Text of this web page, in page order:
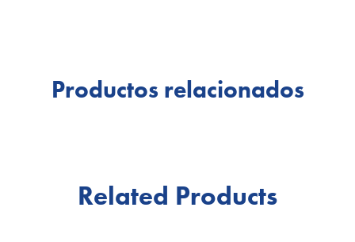
Productos relacionados
Related Products